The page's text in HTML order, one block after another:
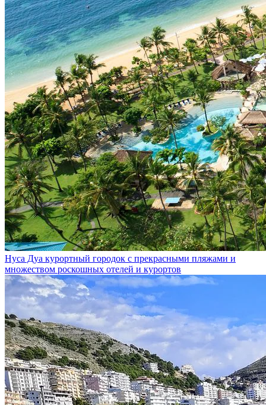
Нуса Дуа курортный городок с прекрасными пляжами и
множеством роскошных отелей и курортов